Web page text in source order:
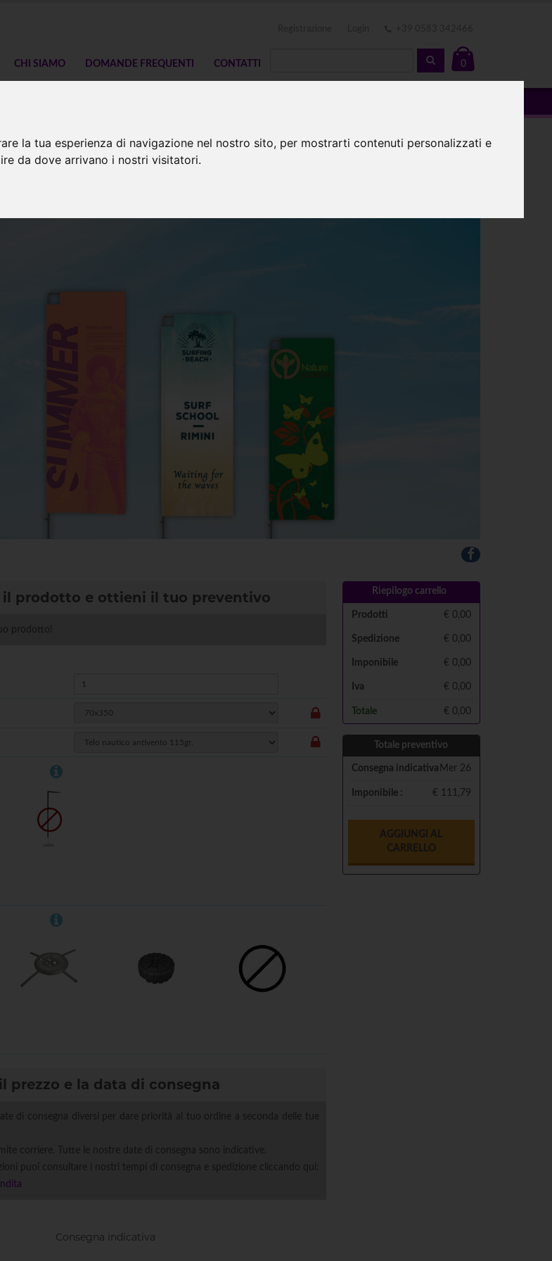
la tua esperienza di navigazione nel nostro sito, per mostrarti contenuti personalizzati e
da dove arrivano i nostri visitatori.
0
CHI SIAMO DOMANDE FREQUENTI CONTATTI
il prodotto e ottieni il tuo preventivo
prodotto!
prezzo e la data di consegna
di consegna diversi per dare priorità al tuo ordine a seconda delle tue
corriere. Tutte le nostre date di consegna sono indicative.
puoi consultare i nostri tempi di consegna e spedizione cliccando qui:
Consegna indicativa
Riepilogo carrello
Prodotti € 0,00
Spedizione € 0,00
Imponibile € 0,00
Iva € 0,00
Totale € 0,00
Totale preventivo
Consegna indicativa Mer 26
Imponibile : € 111,79
AGGIUNGI AL
CARRELLO